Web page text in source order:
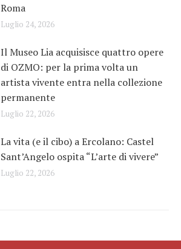
Roma
Luglio 24, 2026
Il Museo Lia acquisisce quattro opere
di OZMO: per la prima volta un
artista vivente entra nella collezione
permanente
Luglio 22, 2026
La vita (e il cibo) a Ercolano: Castel
Sant’Angelo ospita “L’arte di vivere”
Luglio 22, 2026